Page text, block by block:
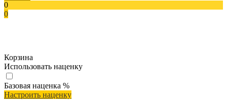
0
0
Корзина
Использовать наценку
Базовая наценка %
Настроить наценку